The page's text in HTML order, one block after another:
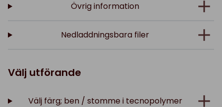
Övrig information
Nedladdningsbara filer
Välj utförande
Välj färg; ben / stomme i tecnopolymer